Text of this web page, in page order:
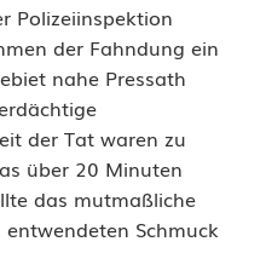
Polizeiinspektion
der Fahndung ein
nahe Pressath
der Tat waren zu
über 20 Minuten
das mutmaßliche
Schmuck